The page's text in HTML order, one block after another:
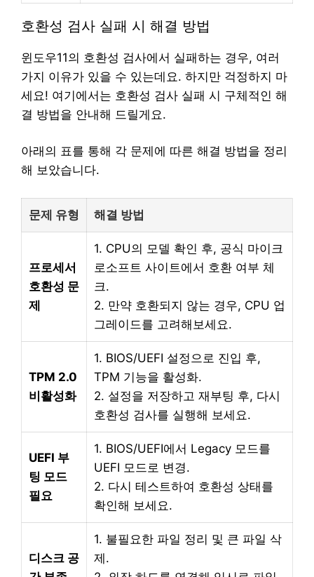
호환성 검사 실패 시 해결 방법
윈도우11의 호환성 검사에서 실패하는 경우, 여러
가지 이유가 있을 수 있는데요. 하지만 걱정하지 마
세요! 여기에서는 호환성 검사 실패 시 구체적인 해
결 방법을 안내해 드릴게요.
아래의 표를 통해 각 문제에 따른 해결 방법을 정리
해 보았습니다.
문제 유형 해결 방법
프로세서
호환성 문
제
1. CPU의 모델 확인 후, 공식 마이크
로소프트 사이트에서 호환 여부 체
크.
2. 만약 호환되지 않는 경우, CPU 업
그레이드를 고려해보세요.
TPM 2.0
비활성화
1. BIOS/UEFI 설정으로 진입 후,
TPM 기능을 활성화.
2. 설정을 저장하고 재부팅 후, 다시
호환성 검사를 실행해 보세요.
UEFI 부
팅 모드
필요
1. BIOS/UEFI에서 Legacy 모드를
UEFI 모드로 변경.
2. 다시 테스트하여 호환성 상태를
확인해 보세요.
디스크 공
1. 불필요한 파일 정리 및 큰 파일 삭
제.